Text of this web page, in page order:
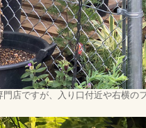
門店ですが、入り口付近や右横の